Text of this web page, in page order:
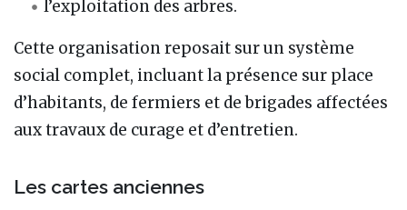
l’exploitation des arbres.
Cette organisation reposait sur un système
social complet, incluant la présence sur place
d’habitants, de fermiers et de brigades affectées
aux travaux de curage et d’entretien.
Les cartes anciennes